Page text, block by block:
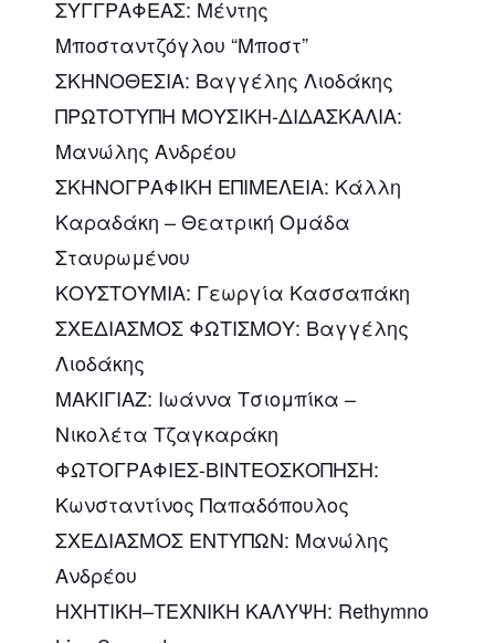
ΣΥΓΓΡΑΦΕΑΣ: Μέντης
Μποσταντζόγλου “Μποστ”
ΣΚΗΝΟΘΕΣΙΑ: Βαγγέλης Λιοδάκης
ΠΡΩΤΟΤΥΠΗ ΜΟΥΣΙΚΗ-ΔΙΔΑΣΚΑΛΙΑ:
Μανώλης Ανδρέου
ΣΚΗΝΟΓΡΑΦΙΚΗ ΕΠΙΜΕΛΕΙΑ: Κάλλη
Καραδάκη – Θεατρική Ομάδα
Σταυρωμένου
ΚΟΥΣΤΟΥΜΙΑ: Γεωργία Κασσαπάκη
ΣΧΕΔΙΑΣΜΟΣ ΦΩΤΙΣΜΟΥ: Βαγγέλης
Λιοδάκης
ΜΑΚΙΓΙΑΖ: Ιωάννα Τσιομπίκα –
Νικολέτα Τζαγκαράκη
ΦΩΤΟΓΡΑΦΙΕΣ-ΒΙΝΤΕΟΣΚΟΠΗΣΗ:
Κωνσταντίνος Παπαδόπουλος
ΣΧΕΔΙΑΣΜΟΣ ΕΝΤΥΠΩΝ: Μανώλης
Ανδρέου
ΗΧΗΤΙΚΗ–ΤΕΧΝΙΚΗ ΚΑΛΥΨΗ: Rethymno